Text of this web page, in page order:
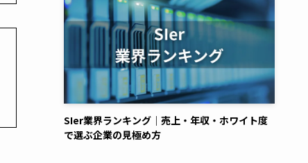
SIer業界ランキング｜売上・年収・ホワイト度
で選ぶ企業の見極め方